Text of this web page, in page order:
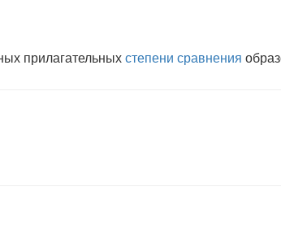
прилагательныхстепени сравнения